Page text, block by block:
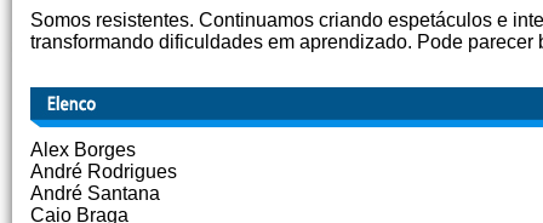
Somos resistentes. Continuamos criando espetáculos e
transformando dificuldades em aprendizado. Pode
Alex Borges
André Rodrigues
André Santana
Caio Braga